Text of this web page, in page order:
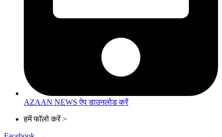
AZAAN NEWS ऐप डाउनलोड करें
हमें फॉलो करें >